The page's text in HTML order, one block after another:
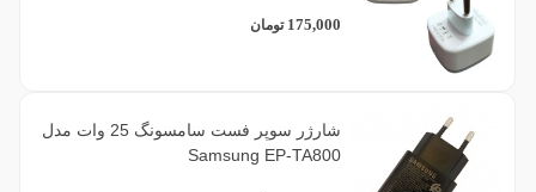
175,000 تومان
شارژر سوپر فست سامسونگ 25 وات مدل
Samsung EP-TA800